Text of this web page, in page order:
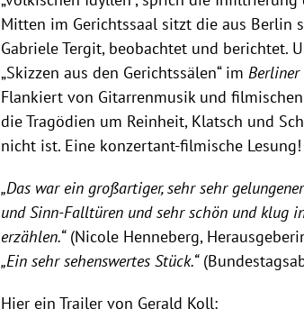
Mitten im Gerichtssaal sitzt die aus Berlin
Gabriele Tergit, beobachtet und berichtet.
„Skizzen aus den Gerichtssälen“ im
Flankiert von Gitarrenmusik und
die Tragödien um Reinheit, Klatsch und
nicht ist. Eine konzertant-filmische Lesung!
„Das war ein großartiger, sehr sehr
und Sinn-Falltüren und sehr schön und klug
erzählen.“(Nicole Henneberg,
„Ein sehr sehenswertes Stück.“
Hier ein Trailer von Gerald Koll: